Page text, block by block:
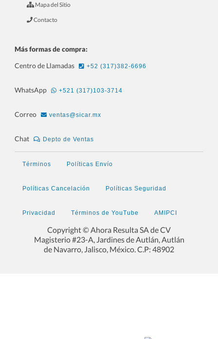
6.- 20 Razones Para USAR SICAR en
7.- 20 Razones Para USAR SICAR en
Mapa del Sitio
Contacto
Más formas de compra:
Centro de Llamadas
+52 (317)382-6696
WhatsApp +521 (317)103-3714
Correo ventas@sicar.mx
Chat Depto de Ventas
Términos Políticas Envío
Políticas Cancelación Políticas Seguridad
Privacidad Términos de YouTube AMIPCI
Copyright © Ahora Resulta SA de CV
Magisterio #23-A, Jardines de Autlán, Autlán
de Navarro, Jalisco, México. C.P: 48902